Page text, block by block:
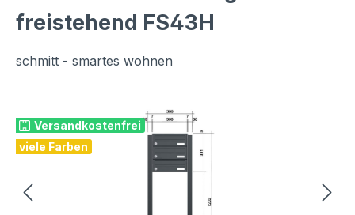
freistehend FS43H
schmitt - smartes wohnen
Versandkostenfrei
viele Farben